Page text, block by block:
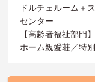
ドルチェルーム＋
センター
【高齢者福祉部門
ホーム親愛荘／特